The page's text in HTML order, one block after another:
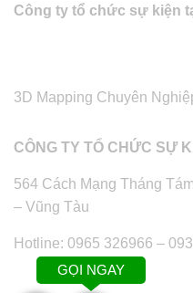
Công ty tổ chức sự kiện
3D Mapping Chuyên
CÔNG TY TỔ CHỨC SỰ
564 Cách Mạng Tháng
– Vũng Tàu
Hotline: 0965 326966 –
GỌI NGAY